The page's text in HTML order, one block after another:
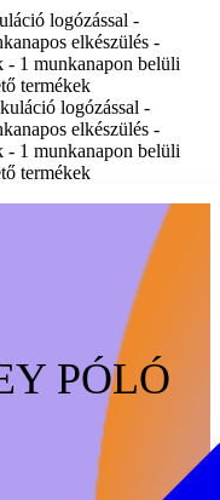
logózással -
elkészülés -
- 1 munkanapon belüli
termékek
logózással -
elkészülés -
- 1 munkanapon belüli
termékek
PÓLÓ